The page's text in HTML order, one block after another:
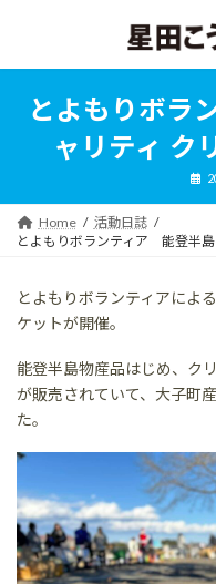
ン
ー
とよもりボラ
ャリティ ク
Home
活動日誌
とよもりボランティア 能登半
とよもりボランティアによ
ケットが開催。
能登半島物産品はじめ、ク
が販売されていて、大子町
た。